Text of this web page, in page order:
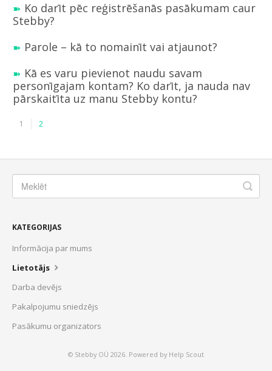
Ko darīt pēc reģistrēšanās pasākumam caur
Stebby?
Parole – kā to nomainīt vai atjaunot?
Kā es varu pievienot naudu savam
personīgajam kontam? Ko darīt, ja nauda nav
pārskaitīta uz manu Stebby kontu?
1 2
KATEGORIJAS
Informācija par mums
Lietotājs
Darba devējs
Pakalpojumu sniedzējs
Pasākumu organizators
© Stebby OÜ 2026. Powered by Help Scout